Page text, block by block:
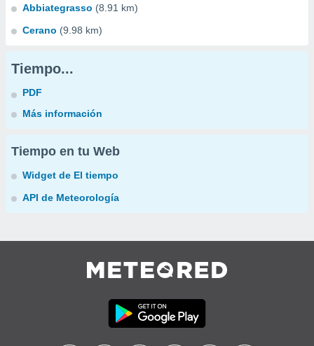
Abbiategrasso (8.91 km)
Cerano (9.98 km)
Tiempo...
PDF
Más información
Tiempo en tu Web
Widget de El tiempo
API de Meteorología